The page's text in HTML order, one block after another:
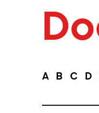
A B C D